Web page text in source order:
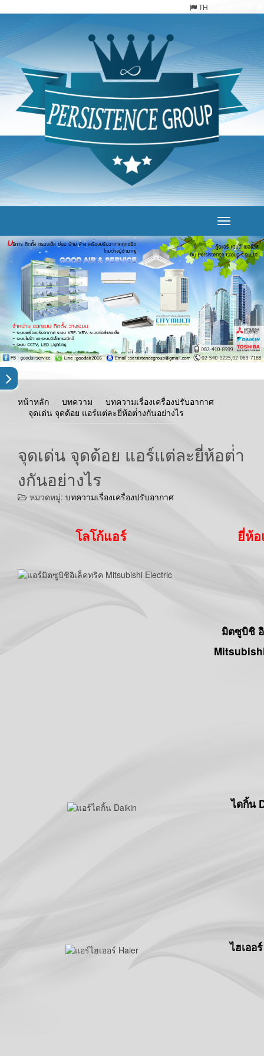
TH
Toggle
หน้าหลัก บทความ
บทความเรื่องเครื่องปรับอากาศ
จุดเด่น จุดด้อย แอร์แต่ละยี่ห้อต่่างกันอย่างไร
จุดเด่น จุดด้อย แอร์แต่ละยี่ห้อต่่า
งกันอย่างไร
หมวดหมู่: บทความเรื่องเครื่องปรับอากาศ
โลโก้แอร์ ยี่ห้
มิตซูบิชิ
ไดกิ้น
ไฮเออ